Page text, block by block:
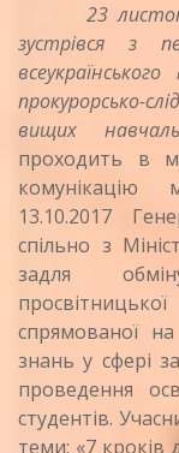
23
зустрівся з
прокурорсько-
вищих
проходить в
комунікацію
13.10.2017
спільно з
задля
спрямованої
знань у сфері
проведення
студентів.
теми: «7